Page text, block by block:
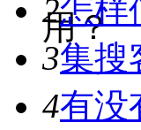
用？
2怎样
3集搜
4有没